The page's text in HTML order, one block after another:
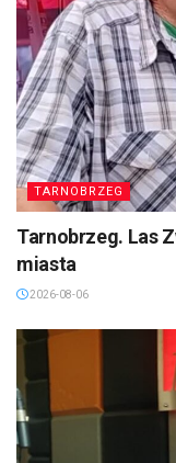
TARNOBRZEG
Tarnobrzeg. Las
miasta
2026-08-06